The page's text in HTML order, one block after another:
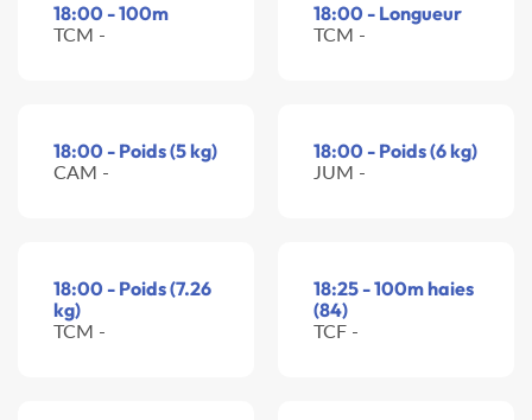
18:00 - 100m
TCM -
18:00 - Longueur
TCM -
18:00 - Poids (5 kg)
CAM -
18:00 - Poids (6 kg)
JUM -
18:00 - Poids (7.26
kg)
TCM -
18:25 - 100m haies
(84)
TCF -